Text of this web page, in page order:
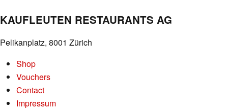
KAUFLEUTEN RESTAURANTS AG
Pelikanplatz, 8001 Zürich
Shop
Vouchers
Contact
Impressum